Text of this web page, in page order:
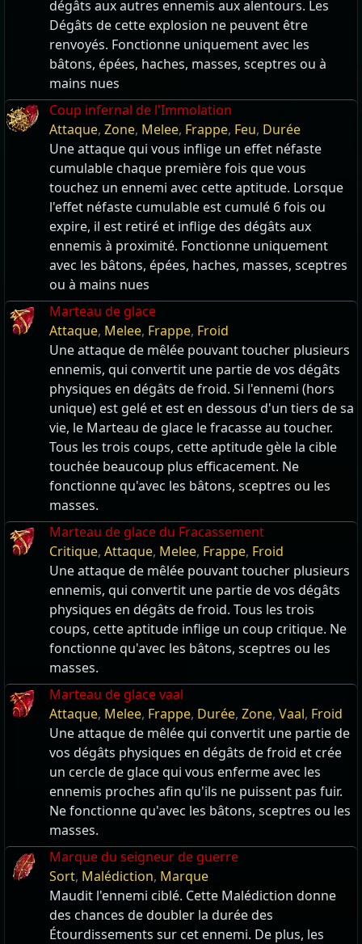
dégâts aux autres ennemis aux alentours. Les
Dégâts de cette explosion ne peuvent être
renvoyés. Fonctionne uniquement avec les
bâtons, épées, haches, masses, sceptres ou à
mains nues
Coup infernal de l'Immolation
Attaque, Zone, Melee, Frappe, Feu, Durée
Une attaque qui vous inflige un effet néfaste
cumulable chaque première fois que vous
touchez un ennemi avec cette aptitude. Lorsque
l'effet néfaste cumulable est cumulé 6 fois ou
expire, il est retiré et inflige des dégâts aux
ennemis à proximité. Fonctionne uniquement
avec les bâtons, épées, haches, masses, sceptres
ou à mains nues
Marteau de glace
Attaque, Melee, Frappe, Froid
Une attaque de mêlée pouvant toucher plusieurs
ennemis, qui convertit une partie de vos dégâts
physiques en dégâts de froid. Si l'ennemi (hors
unique) est gelé et est en dessous d'un tiers de sa
vie, le Marteau de glace le fracasse au toucher.
Tous les trois coups, cette aptitude gèle la cible
touchée beaucoup plus efficacement. Ne
fonctionne qu'avec les bâtons, sceptres ou les
masses.
Marteau de glace du Fracassement
Critique, Attaque, Melee, Frappe, Froid
Une attaque de mêlée pouvant toucher plusieurs
ennemis, qui convertit une partie de vos dégâts
physiques en dégâts de froid. Tous les trois
coups, cette aptitude inflige un coup critique. Ne
fonctionne qu'avec les bâtons, sceptres ou les
masses.
Marteau de glace vaal
Attaque, Melee, Frappe, Durée, Zone, Vaal, Froid
Une attaque de mêlée qui convertit une partie de
vos dégâts physiques en dégâts de froid et crée
un cercle de glace qui vous enferme avec les
ennemis proches afin qu'ils ne puissent pas fuir.
Ne fonctionne qu'avec les bâtons, sceptres ou les
masses.
Marque du seigneur de guerre
Sort, Malédiction, Marque
Maudit l'ennemi ciblé. Cette Malédiction donne
des chances de doubler la durée des
Étourdissements sur cet ennemi. De plus, les